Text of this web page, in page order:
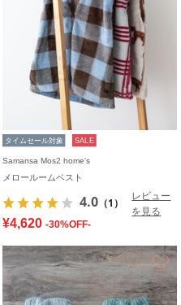
タイムセール対象 SALE
Samansa Mos2 home's
メロールームベスト
4.0 （1）
レビュー
を見る
¥4,620 -30%OFF-
お気に入り